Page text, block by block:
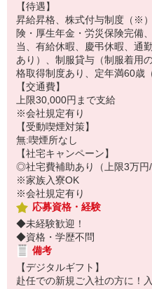
【待遇】
昇給昇格、株式付与制度（※
険・厚生年金・労災保険完備
当、有給休暇、慶弔休暇、通
あり）、制服貸与（制服着用
格取得制度あり、定年満60歳
【交通費】
上限30,000円まで支給
※会社規定有り
【受動喫煙対策】
無:喫煙所なし
【社宅キャンペーン】
◎社宅費補助あり（上限3万円/
※家族入寮OK
※会社規定有り
応募資格・経験
◆未経験歓迎！
◆資格・学歴不問
備考
【デジタルギフト】
赴任での新規ご入社の方に！